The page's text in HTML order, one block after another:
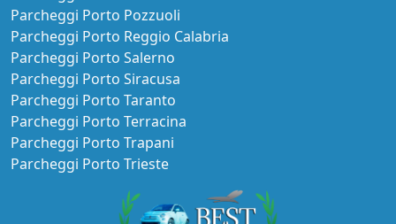
Parcheggi Bari
Parcheggi Caserta
Parcheggi Catania
Parcheggi Genova
Parcheggi Napoli
Parcheggi Roma
Parcheggi Rosarno
Parcheggi Salerno
Parcheggi Venezia